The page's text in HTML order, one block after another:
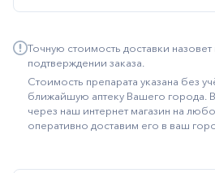
Наружные
Неврологические
Остеопороз
Офтальмология
Точную стоимость доставки
подтверждении заказа.
Стоимость препарата указана без
ближайшую аптеку Вашего города.
через наш интернет магазин на
оперативно доставим его в ваш